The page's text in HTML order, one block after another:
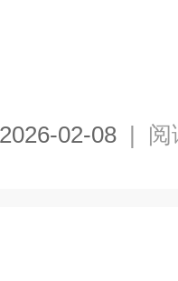
2026-02-08 | 阅